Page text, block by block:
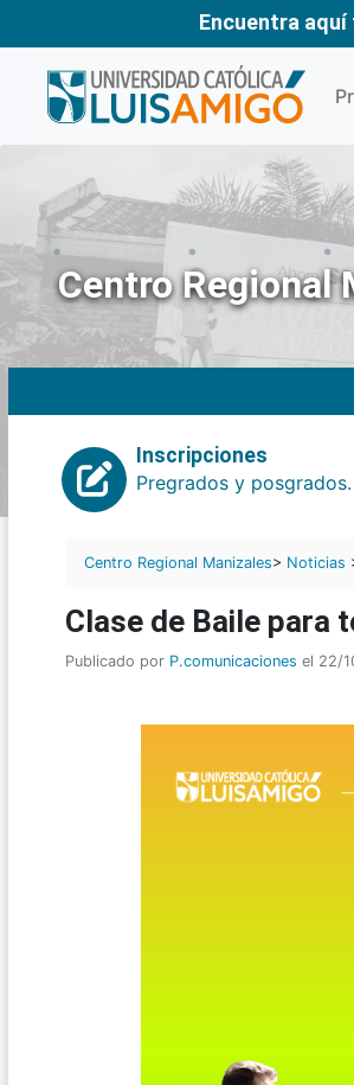
Encuentra aquí
Centro Regional
Inscripciones
Pregrados y posgrados.
Centro Regional Manizales> Noticias
Clase de Baile para
Publicado por P.comunicaciones el 22/